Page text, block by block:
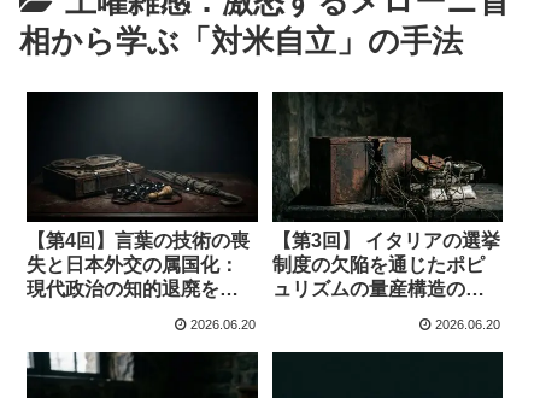
相から学ぶ「対米自立」の手法
【第4回】言葉の技術の喪
失と日本外交の属国化：
現代政治の知的退廃を撃
2026.06.20
【第3回】 イタリアの選挙
制度の欠陥を通じたポピ
ュリズムの量産構造の解
2026.06.20